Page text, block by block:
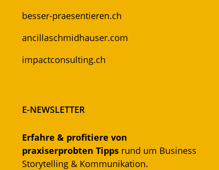
besser-praesentieren.ch
ancillaschmidhauser.com
impactconsulting.ch
E-NEWSLETTER
Erfahre & profitiere von
praxiserprobten Tippsrund um Business
Storytelling & Kommunikation.